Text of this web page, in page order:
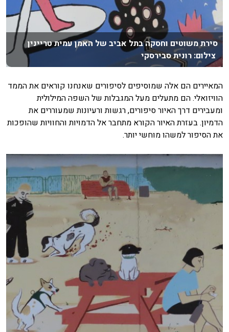
סירת משוטים וחסקה בתל אביב של האמן עמית טריינין
צילום: רונית סבירסקי
המאיירים הם אלה שמוסיפים לסיפורים שאנחנו קוראים את הממד
הוויזואלי. הם מתעלים מעל המגבלות של השפה המילולית
ומעבירים דרך האיור סיפורים, רגשות ורעיונות שמעוררים את
הדמיון. בעזרת האיור הקורא מתחבר אל הדמויות והחוויות שהופכות
את הסיפור למשהו מוחשי יותר.